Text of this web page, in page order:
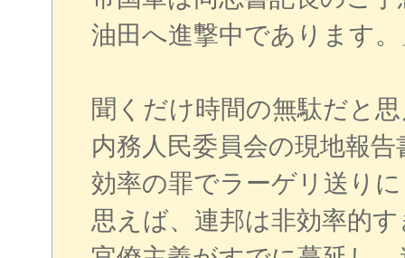
油田へ進撃中であります。
聞くだけ時間の無駄だと
内務人民委員会の現地報
効率の罪でラーゲリ送り
思えば、連邦は非効率的